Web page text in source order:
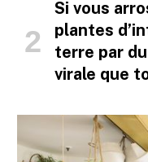
Si vous
plantes
terre par du
virale que